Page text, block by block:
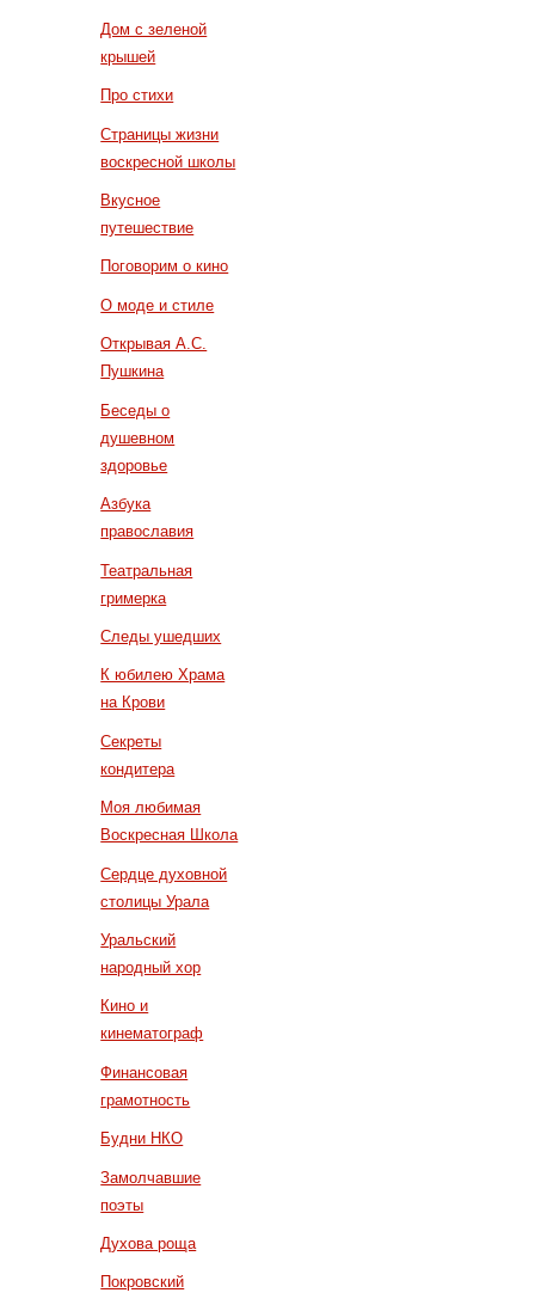
Дом с зеленой
крышей
Про стихи
Страницы жизни
воскресной школы
Вкусное
путешествие
Поговорим о кино
О моде и стиле
Открывая А.С.
Пушкина
Беседы о
душевном
здоровье
Азбука
православия
Театральная
гримерка
Следы ушедших
К юбилею Храма
на Крови
Секреты
кондитера
Моя любимая
Воскресная Школа
Сердце духовной
столицы Урала
Уральский
народный хор
Кино и
кинематограф
Финансовая
грамотность
Будни НКО
Замолчавшие
поэты
Духова роща
Покровский